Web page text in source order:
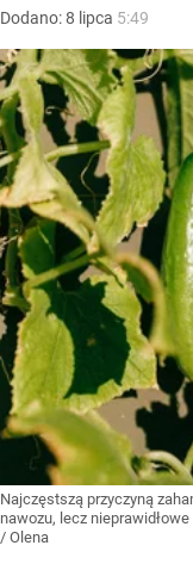
Dodano:8 lipca 5:49
Najczęstszą przyczyną
nawozu, lecz
/ Olena